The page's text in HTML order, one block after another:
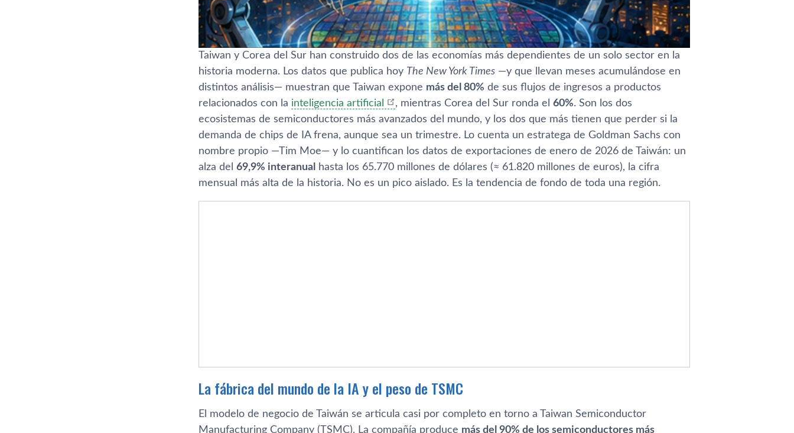
Taiwan y Corea del Sur han construido dos de las economías más dependientes de un solo sector en la
historia moderna. Los datos que publica hoy
The New York Times
—y que llevan meses acumulándose en
distintos análisis— muestran que Taiwan expone más del 80%
de sus flujos de ingresos a productos
relacionados con la inteligencia artificial , mientras Corea del Sur ronda el 60% . Son los dos
ecosistemas de semiconductores más avanzados del mundo, y los dos que más tienen que perder si la
demanda de chips de IA frena, aunque sea un trimestre. Lo cuenta un estratega de Goldman Sachs con
nombre propio —Tim Moe— y lo cuantifican los datos de exportaciones de enero de 2026 de Taiwán: un
alza del69,9% interanual hasta los 65.770 millones de dólares (≈ 61.820 millones de euros), la cifra
La fábrica del mundo de la IA y el peso de TSMC
El modelo de negocio de Taiwán se articula casi por completo en torno a Taiwan Semiconductor